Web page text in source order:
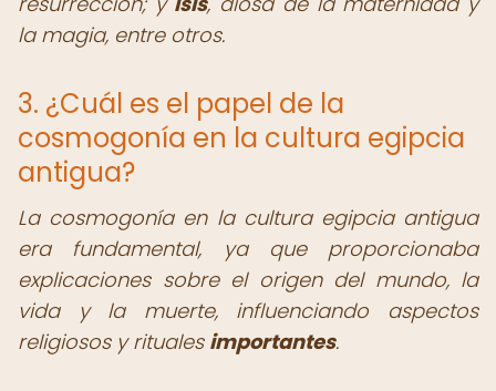
la magia, entre otros.
3. ¿Cuál es el papel de la
cosmogonía en la cultura egipcia
antigua?
La cosmogonía en la cultura egipcia antigua
era fundamental, ya que proporcionaba
explicaciones sobre el origen del mundo, la
vida y la muerte, influenciando aspectos
religiosos y rituales importantes.